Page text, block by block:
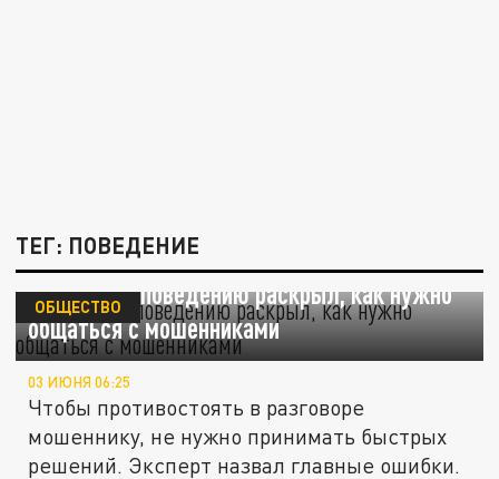
ТЕГ: ПОВЕДЕНИЕ
Эксперт по поведению раскрыл, как нужно
общаться с мошенниками
ОБЩЕСТВО
03 ИЮНЯ 06:25
Чтобы противостоять в разговоре
мошеннику, не нужно принимать быстрых
решений. Эксперт назвал главные ошибки.